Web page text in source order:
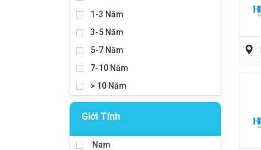
1-3 Năm
3-5 Năm
5-7 Năm
7-10 Năm
> 10 Năm
Giới Tính
Nam